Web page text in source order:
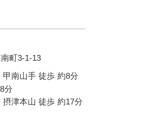
町3-1-13
南山手 徒歩 約8分
分
津本山 徒歩 約17分